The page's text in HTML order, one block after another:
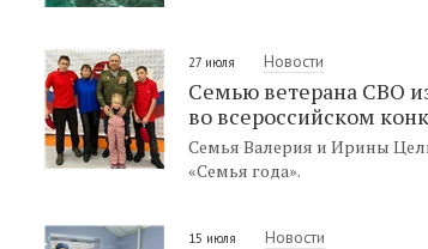
27 июля Новости
Семью ветерана СВО
во всероссийском
Семья Валерия и Ирины
«Семья года».
15 июля Новости